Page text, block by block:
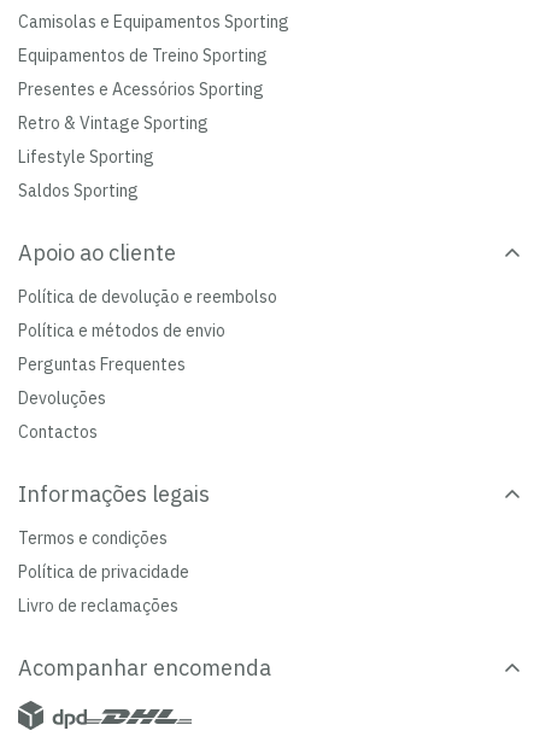
Camisolas e Equipamentos Sporting
Equipamentos de Treino Sporting
Presentes e Acessórios Sporting
Retro & Vintage Sporting
Lifestyle Sporting
Saldos Sporting
Apoio ao cliente
Política de devolução e reembolso
Política e métodos de envio
Perguntas Frequentes
Devoluções
Contactos
Informações legais
Termos e condições
Política de privacidade
Livro de reclamações
Acompanhar encomenda